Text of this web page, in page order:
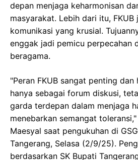
depan menjaga keharmonisan
masyarakat. Lebih dari itu,
komunikasi yang krusial.
enggak jadi pemicu perpecahan
beragama.
"Peran FKUB sangat penting
hanya sebagai forum diskusi,
garda terdepan dalam menjaga
menebarkan semangat
Maesyal saat pengukuhan di
Tangerang, Selasa (2/9/25).
berdasarkan SK Bupati